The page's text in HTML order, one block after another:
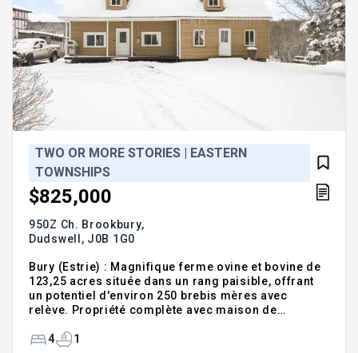
TWO OR MORE STORIES | EASTERN
TOWNSHIPS
$825,000
950Z Ch. Brookbury,
Dudswell, J0B 1G0
Bury (Estrie) : Magnifique ferme ovine et bovine de
123,25 acres située dans un rang paisible, offrant
un potentiel d'environ 250 brebis mères avec
relève. Propriété complète avec maison de
bâtiments fonctionnels : bergerie, étable, bâtiment
4 1